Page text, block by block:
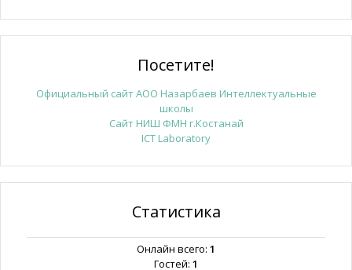
Посетите!
Официальный сайт АОО Назарбаев Интеллектуальные
школы
Сайт НИШ ФМН г.Костанай
ICT Laboratory
Статистика
Онлайн всего: 1
Гостей: 1